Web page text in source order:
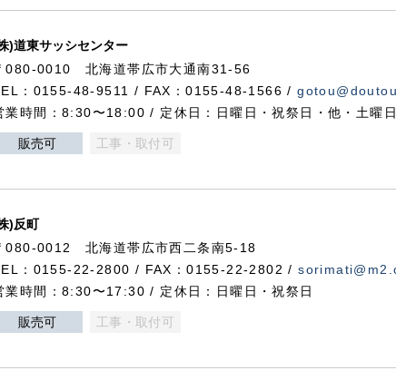
)道東サッシセンター
080-0010 北海道帯広市大通南31-56
：0155-48-9511 / FAX：0155-48-1566 /
業時間：8:30〜18:00 / 定休日：日曜日・祝祭日・他・土曜
販売可 工事・取付可
)反町
080-0012 北海道帯広市西二条南5-18
：0155-22-2800 / FAX：0155-22-2802 /
業時間：8:30〜17:30 / 定休日：日曜日・祝祭日
販売可 工事・取付可